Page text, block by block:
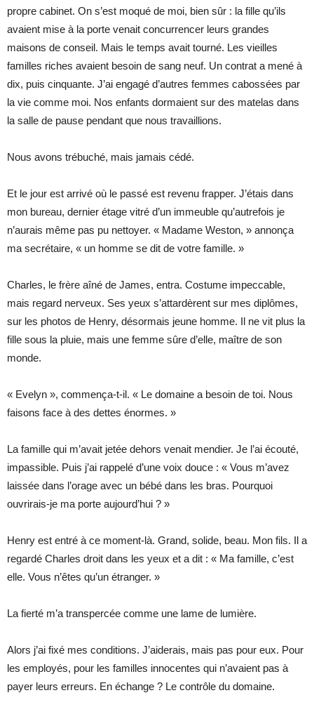
propre cabinet. On s’est moqué de moi, bien sûr : la fille qu’ils
avaient mise à la porte venait concurrencer leurs grandes
maisons de conseil. Mais le temps avait tourné. Les vieilles
familles riches avaient besoin de sang neuf. Un contrat a mené à
dix, puis cinquante. J’ai engagé d’autres femmes cabossées par
la vie comme moi. Nos enfants dormaient sur des matelas dans
la salle de pause pendant que nous travaillions.
Nous avons trébuché, mais jamais cédé.
Et le jour est arrivé où le passé est revenu frapper. J’étais dans
mon bureau, dernier étage vitré d’un immeuble qu’autrefois je
n’aurais même pas pu nettoyer. « Madame Weston, » annonça
ma secrétaire, « un homme se dit de votre famille. »
Charles, le frère aîné de James, entra. Costume impeccable,
mais regard nerveux. Ses yeux s’attardèrent sur mes diplômes,
sur les photos de Henry, désormais jeune homme. Il ne vit plus la
fille sous la pluie, mais une femme sûre d’elle, maître de son
monde.
« Evelyn », commença-t-il. « Le domaine a besoin de toi. Nous
faisons face à des dettes énormes. »
La famille qui m’avait jetée dehors venait mendier. Je l’ai écouté,
impassible. Puis j’ai rappelé d’une voix douce : « Vous m’avez
laissée dans l’orage avec un bébé dans les bras. Pourquoi
ouvrirais-je ma porte aujourd’hui ? »
Henry est entré à ce moment-là. Grand, solide, beau. Mon fils. Il a
regardé Charles droit dans les yeux et a dit : « Ma famille, c’est
elle. Vous n’êtes qu’un étranger. »
La fierté m’a transpercée comme une lame de lumière.
Alors j’ai fixé mes conditions. J’aiderais, mais pas pour eux. Pour
les employés, pour les familles innocentes qui n’avaient pas à
payer leurs erreurs. En échange ? Le contrôle du domaine.